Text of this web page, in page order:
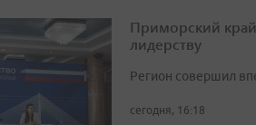
Приморский
лидерству
Регион совершил
сегодня, 16:18